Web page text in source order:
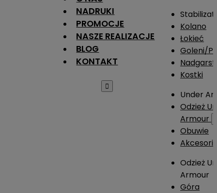
NADRUKI
PROMOCJE
NASZE REALIZACJE
BLOG
KONTAKT

Kolano
Łokieć
Goleni/
Kostki
Under
Odzież
Armour
Obuwie
Odzież
Armour
Góra